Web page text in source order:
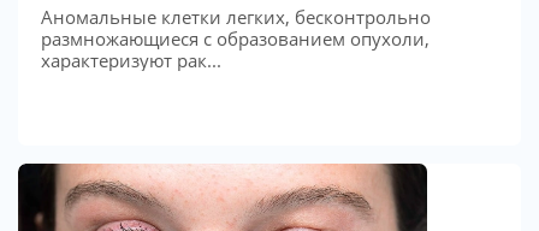
Аномальные клетки легких, бесконтрольно
размножающиеся с образованием опухоли,
характеризуют рак...